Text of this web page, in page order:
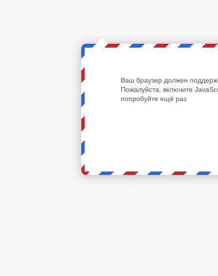
Ваш браузер должен
Пожалуйста, включите
попробуйте ещё раз